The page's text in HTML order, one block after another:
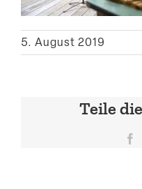
5. August 2019
Teile